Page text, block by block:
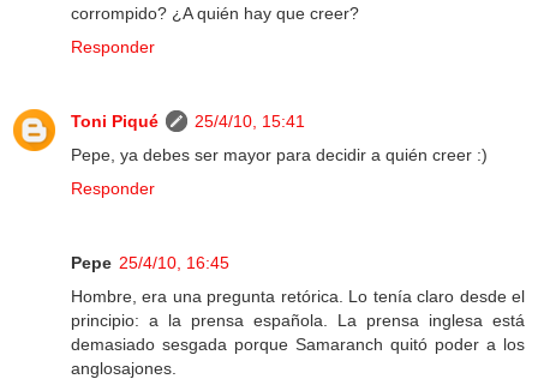
corrompido? ¿A quién hay que creer?
Responder
Toni Piqué
25/4/10, 15:41
Pepe, ya debes ser mayor para decidir a quién creer :)
Responder
Pepe 25/4/10, 16:45
Hombre, era una pregunta retórica. Lo tenía claro desde el
principio: a la prensa española. La prensa inglesa está
demasiado sesgada porque Samaranch quitó poder a los
anglosajones.